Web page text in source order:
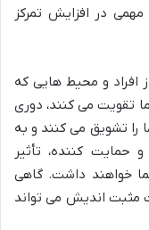
در افزایش تمرکز
افراد و محیط هایی که
تقویت می کنند، دوری
را تشویق می کنند و به
کننده، تأثیر
خواهند داشت. گاهی
اندیش می تواند